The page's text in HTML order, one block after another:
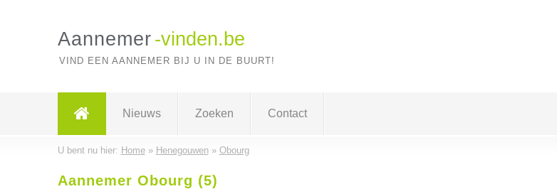
Aannemer -vinden.be
VIND EEN AANNEMER BIJ U IN DE BUURT!
Nieuws Zoeken Contact
U bent nu hier: Home» Henegouwen» Obourg
Aannemer Obourg (5)